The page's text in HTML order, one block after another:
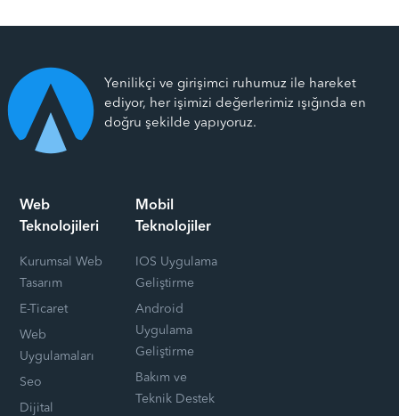
Yenilikçi ve girişimci ruhumuz ile hareket
ediyor, her işimizi değerlerimiz ışığında en
doğru şekilde yapıyoruz.
Web
Teknolojileri
Kurumsal Web
Tasarım
E-Ticaret
Web
Uygulamaları
Seo
Dijital
Mobil
Teknolojiler
IOS Uygulama
Geliştirme
Android
Uygulama
Geliştirme
Bakım ve
Teknik Destek